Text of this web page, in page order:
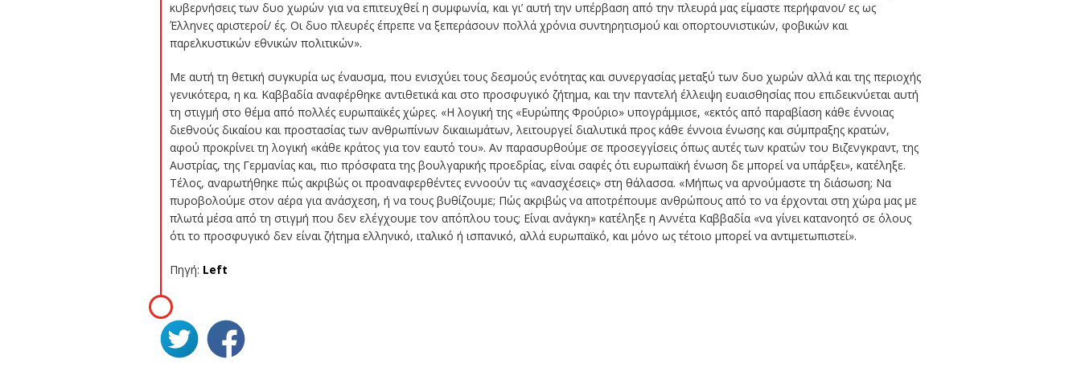
κυβερνήσεις των δυο χωρών για να επιτευχθεί η συμφωνία, και γι’ αυτή την υπέρβαση από την πλευρά μας είμαστε περήφανοι/ ες ως
Έλληνες αριστεροί/ ές. Οι δυο πλευρές έπρεπε να ξεπεράσουν πολλά χρόνια συντηρητισμού και οπορτουνιστικών, φοβικών και
παρελκυστικών εθνικών πολιτικών».
Με αυτή τη θετική συγκυρία ως έναυσμα, που ενισχύει τους δεσμούς ενότητας και συνεργασίας μεταξύ των δυο χωρών αλλά και της περιοχής
γενικότερα, η κα. Καββαδία αναφέρθηκε αντιθετικά και στο προσφυγικό ζήτημα, και την παντελή έλλειψη ευαισθησίας που επιδεικνύεται αυτή
τη στιγμή στο θέμα από πολλές ευρωπαϊκές χώρες. «Η λογική της «Ευρώπης Φρούριο» υπογράμμισε, «εκτός από παραβίαση κάθε έννοιας
διεθνούς δικαίου και προστασίας των ανθρωπίνων δικαιωμάτων, λειτουργεί διαλυτικά προς κάθε έννοια ένωσης και σύμπραξης κρατών,
αφού προκρίνει τη λογική «κάθε κράτος για τον εαυτό του». Αν παρασυρθούμε σε προσεγγίσεις όπως αυτές των κρατών του Βιζενγκραντ, της
Αυστρίας, της Γερμανίας και, πιο πρόσφατα της βουλγαρικής προεδρίας, είναι σαφές ότι ευρωπαϊκή ένωση δε μπορεί να υπάρξει», κατέληξε.
Τέλος, αναρωτήθηκε πώς ακριβώς οι προαναφερθέντες εννοούν τις «ανασχέσεις» στη θάλασσα. «Μήπως να αρνούμαστε τη διάσωση; Να
πυροβολούμε στον αέρα για ανάσχεση, ή να τους βυθίζουμε; Πώς ακριβώς να αποτρέπουμε ανθρώπους από το να έρχονται στη χώρα μας με
πλωτά μέσα από τη στιγμή που δεν ελέγχουμε τον απόπλου τους; Είναι ανάγκη» κατέληξε η Αννέτα Καββαδία «να γίνει κατανοητό σε όλους
ότι το προσφυγικό δεν είναι ζήτημα ελληνικό, ιταλικό ή ισπανικό, αλλά ευρωπαϊκό, και μόνο ως τέτοιο μπορεί να αντιμετωπιστεί».
Πηγή: Left